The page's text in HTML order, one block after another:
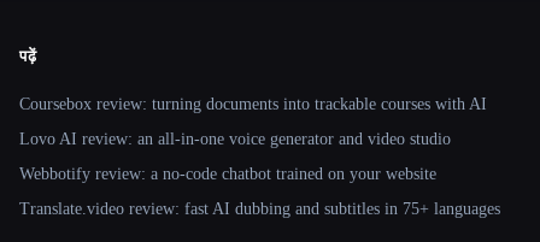
पढ़ें
Coursebox review: turning documents into trackable courses with AI
Lovo AI review: an all-in-one voice generator and video studio
Webbotify review: a no-code chatbot trained on your website
Translate.video review: fast AI dubbing and subtitles in 75+ languages